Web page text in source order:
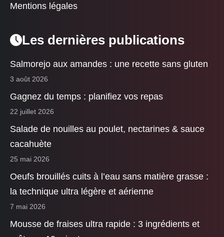
Mentions légales
Les dernières publications
Salmorejo aux amandes : une recette sans gluten
3 août 2026
Gagnez du temps : planifiez vos repas
22 juillet 2026
Salade de nouilles au poulet, nectarines & sauce
cacahuète
25 mai 2026
Oeufs brouillés cuits à l’eau sans matière grasse :
la technique ultra légère et aérienne
7 mai 2026
Mousse de fraises ultra rapide : 3 ingrédients et